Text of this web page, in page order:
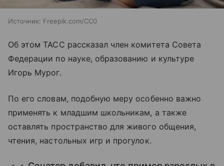
Источник: Freepik.com/CC0
Об этом ТАСС рассказал член комитета Совета
Федерации по науке, образованию и культуре
Игорь Мурог.
По его словам, подобную меру особенно важно
применять к младшим школьникам, а также
оставлять пространство для живого общения,
чтения, настольных игр и прогулок.